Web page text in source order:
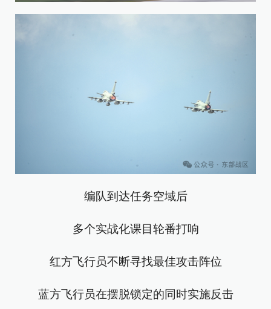
编队到达任务空域后
多个实战化课目轮番打响
红方飞行员不断寻找最佳攻击阵位
蓝方飞行员在摆脱锁定的同时实施反击